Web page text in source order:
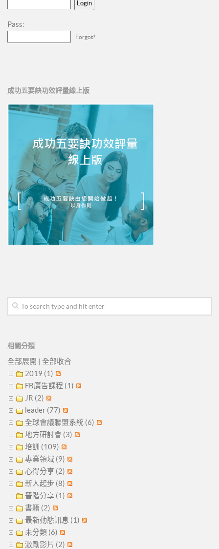
新人培訓01
新人培訓03
UFO-03
UFO-04
UFO-05
每日三分鐘
Pass:
Forgot?
成功五要訣功效評量線上版
相關分類
全部展開 | 全部收合
2019 (1)
FB廣告課程 (1)
JR (2)
leader (77)
全球會議聯盟系統 (6)
地方研討會 (3)
培訓 (109)
專業領域 (9)
心得分享 (2)
新人起步 (8)
晉階分享 (1)
書籍 (2)
最新動態訊息 (1)
未分類 (6)
激勵影片 (2)